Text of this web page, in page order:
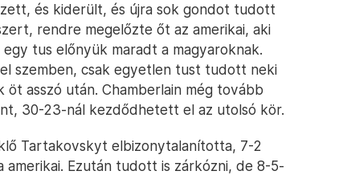
és kiderült, és újra sok gondot tudott
rendre megelőzte őt az amerikai, aki
tus előnyük maradt a magyaroknak.
szemben, csak egyetlen tust tudott neki
asszó után. Chamberlain még tovább
30-23-nál kezdődhetett el az utolsó kör.
Tartakovskyt elbizonytalanította, 7-2
Ezután tudott is zárkózni, de 8-5-